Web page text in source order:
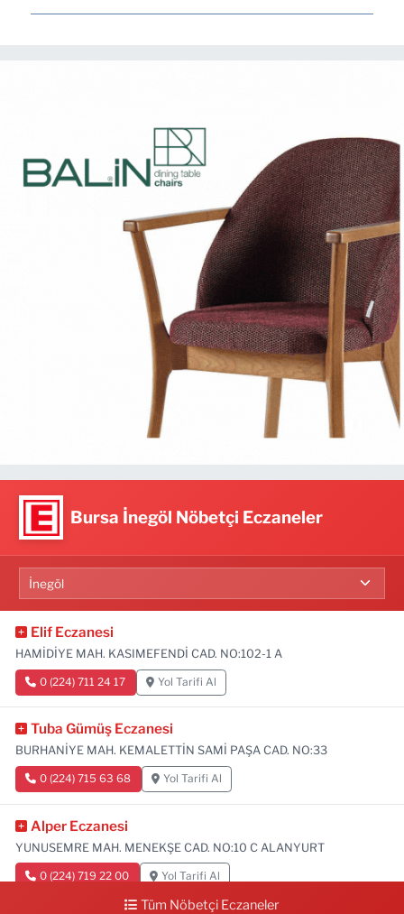
Bursa İnegöl Nöbetçi Eczaneler
Elif Eczanesi
HAMİDİYE MAH. KASIMEFENDİ CAD. NO:102-1 A
0 (224) 711 24 17 Yol Tarifi Al
Tuba Gümüş Eczanesi
BURHANİYE MAH. KEMALETTİN SAMİ PAŞA CAD. NO:33
0 (224) 715 63 68 Yol Tarifi Al
Alper Eczanesi
YUNUSEMRE MAH. MENEKŞE CAD. NO:10 C ALANYURT
0 (224) 719 22 00 Yol Tarifi Al
Tüm Nöbetçi Eczaneler